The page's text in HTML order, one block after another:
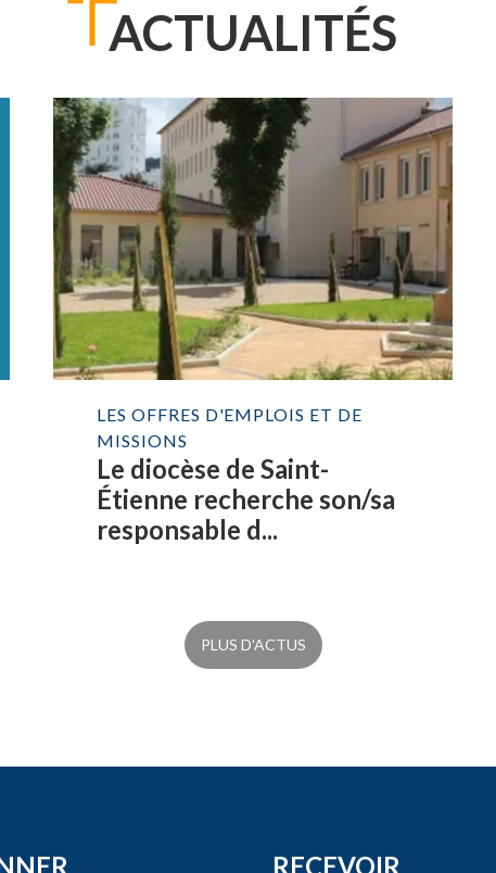
ACTUALITÉS
LES OFFRES D'EMPLOIS ET DE
MISSIONS
Le diocèse de Saint-
Étienne recherche son/sa
responsable d...
PLUS D'ACTUS
RECEVOIR